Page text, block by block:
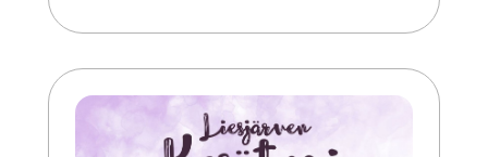
Lue lisää tapahtumasta HOLJAT 2026: 2 Päivää